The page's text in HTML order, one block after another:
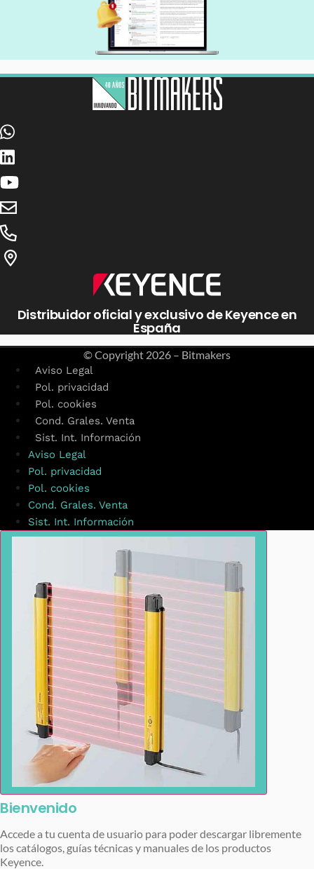
Distribuidor oficial y exclusivo de Keyence en
España
© Copyright 2026 – Bitmakers
Aviso Legal
Pol. privacidad
Pol. cookies
Cond. Grales. Venta
Sist. Int. Información
Aviso Legal
Pol. privacidad
Pol. cookies
Cond. Grales. Venta
Sist. Int. Información
Bienvenido
Accede a tu cuenta de usuario para poder descargar libremente
los catálogos, guías técnicas y manuales de los productos
Keyence.